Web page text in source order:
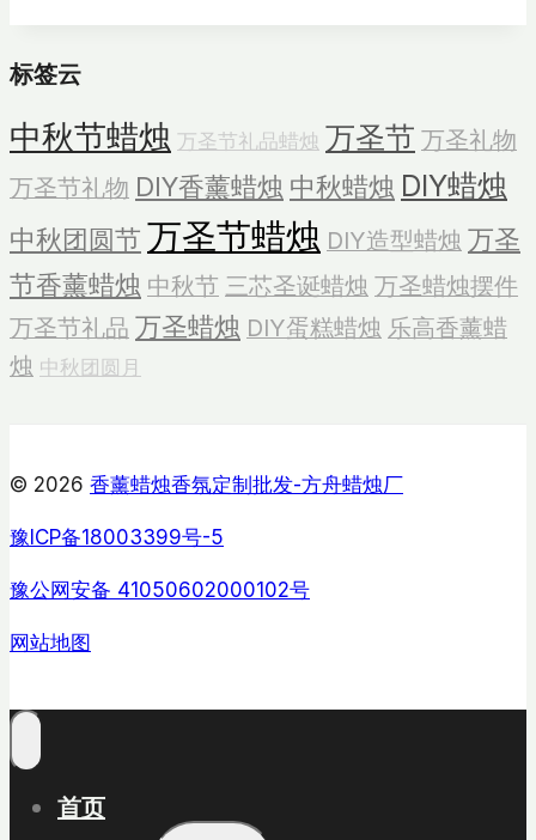
标签云
中秋节蜡烛 万圣节礼品蜡烛 万圣节 万圣礼物
万圣节礼物 DIY香薰蜡烛 中秋蜡烛 DIY蜡烛
中秋团圆节 万圣节蜡烛 DIY造型蜡烛 万圣
节香薰蜡烛 中秋节 三芯圣诞蜡烛 万圣蜡烛摆件
万圣节礼品 万圣蜡烛 DIY蛋糕蜡烛 乐高香薰蜡
烛 中秋团圆月
© 2026 香薰蜡烛香氛定制批发-方舟蜡烛厂
豫ICP备18003399号-5
豫公网安备 41050602000102号
网站地图
首页